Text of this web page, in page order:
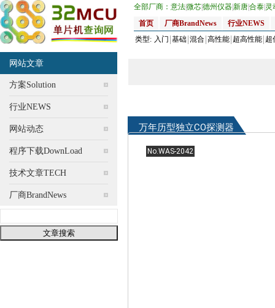
全部厂商： 意法微芯德州仪器新唐合泰 灵
首页
厂商BrandNews
行业NEWS
类型: 入门 基础 混合 高性能 超高性能 超
网站文章
方案Solution
行业NEWS
网站动态
程序下载DownLoad
技术文章TECH
厂商BrandNews
万年历型独立CO探测器
No.WAS-2042